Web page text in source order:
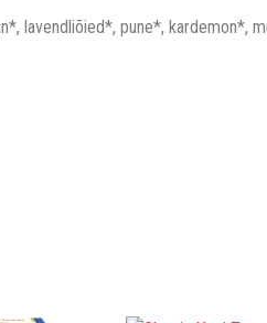
lavendliõied*, pune*, kardemon*,